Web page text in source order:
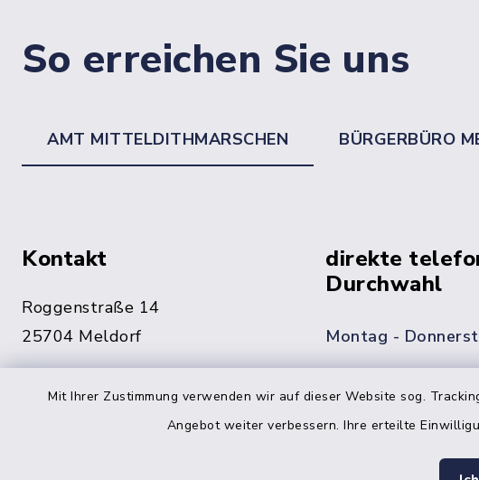
Mit Ihrer Zustimmung verwenden wir auf dieser Website sog.
Angebot weiter verbessern. Ihre erteilte
So erreichen Sie uns
AMT MITTELDITHMARSCHEN BÜRGERBÜRO
Kontakt
Roggenstraße 14
25704 Meldorf
04832 6065-215
direkte
Durchwahl
Montag -
Freitag